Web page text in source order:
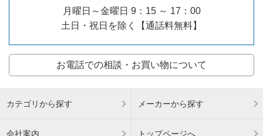
月曜日～金曜日 9：15 ～ 17：00
土日・祝日を除く【通話料無料】
お電話での相談・お買い物について
カテゴリから探す メーカーから探す
会社案内 トップページへ